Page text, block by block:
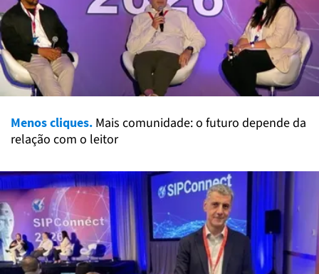
Menos cliques. Mais comunidade: o futuro depende da
relação com o leitor